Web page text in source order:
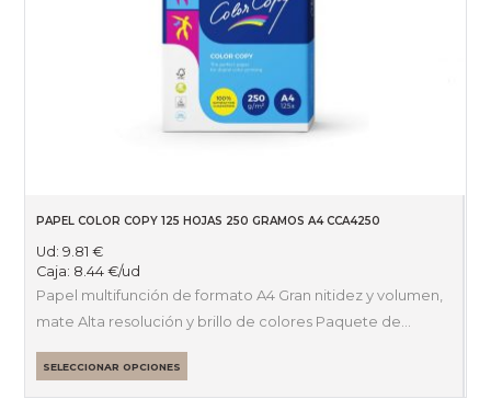
PAPEL COLOR COPY 125 HOJAS 250 GRAMOS A4 CCA4250
Ud:9.81€
Caja: 8.44€/ud
Papel multifunción de formato A4 Gran nitidez y volumen,
mate Alta resolución y brillo de colores Paquete de…
SELECCIONAR OPCIONES